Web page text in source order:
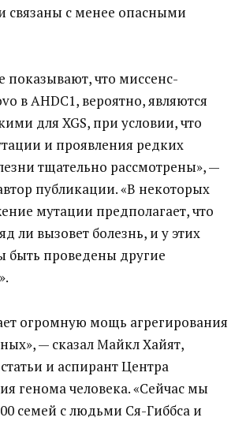
связаны с менее опасными
что миссенс-
в AHDC1, вероятно, являются
для XGS, при условии, что
и проявления редких
тщательно рассмотрены», —
публикации. «В некоторых
мутации предполагает, что
ли вызовет болезнь, и у этих
проведены другие
огромную мощь агрегирования
— сказал Майкл Хайят,
и аспирант Центра
генома человека. «Сейчас мы
семей с людьми Ся-Гиббса и